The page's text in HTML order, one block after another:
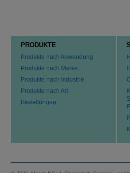
PRODUKTE
Produkte nach Anwendung
Produkte nach Marke
Produkte nach Industrie
Produkte nach Art
Bestellungen